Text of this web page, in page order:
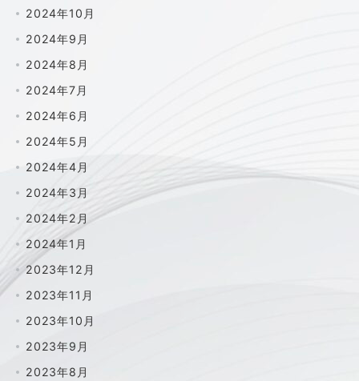
2024年10月
2024年9月
2024年8月
2024年7月
2024年6月
2024年5月
2024年4月
2024年3月
2024年2月
2024年1月
2023年12月
2023年11月
2023年10月
2023年9月
2023年8月